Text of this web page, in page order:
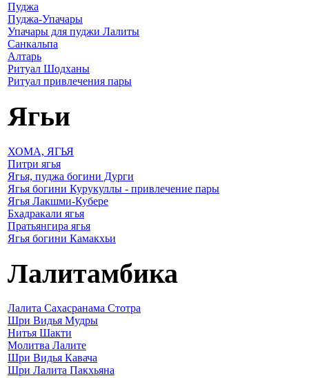
Пуджа
Пуджа-Упачары
Упачары для пуджи Лалиты
Санкальпа
Алтарь
Ритуал Шодханы
Ритуал привлечения пары
Ягьи
ХОМА, ЯГЬЯ
Питри ягья
Ягья, пуджа богини Дурги
Ягья богини Курукуллы - привлечение пары
Ягья Лакшми-Кубере
Бхадракали ягья
Пратьянгира ягья
Ягья богини Камакхьи
Лалитамбика
Лалита Сахасранама Стотра
Шри Видья Мудры
Нитья Шакти
Молитва Лалите
Шри Видья Кавача
Шри Лалита Пакхьяна